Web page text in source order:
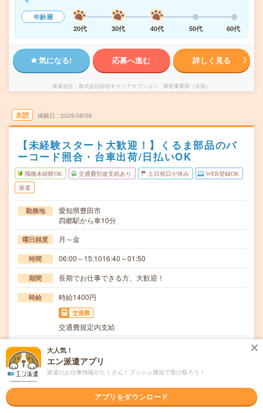
年齢層
20代
30代 40代 50代 60代
気になる! 応募へ進む 詳しく見る
派遣会社 株式会社綜合キャリアオプション 製造事業部（全国）
未読 掲載日 2026/08/06
【未経験スタート大歓迎！】くるま部品のバ
ーコード照合・台車出荷/日払いOK
職種未経験OK 交通費別途支給あり 土日祝日が休み WEB登録OK
派遣
勤務地
愛知県豊田市
四郷駅から車10分
曜日頻度 月～金
時間 06:00～15:1016:40～01:50
期間 長期でお仕事できる方、大歓迎！
時給 時給1400円
交通費
交通費規定内支給
仕事内容
倉庫での、台車を使用した出荷作業またはフォークリフト
免許がある方はフォークリフトを使用した出荷作業で…
応募資格
職種未経験OK / ブランクOK / 英語力不要
で気軽にオンライン登録★氏名・職種などを入力す…
大人気！
エン派遣アプリ
派遣のお仕事情報がたくさん！プッシュ通知で受け取ろう！
アプリをダウンロード